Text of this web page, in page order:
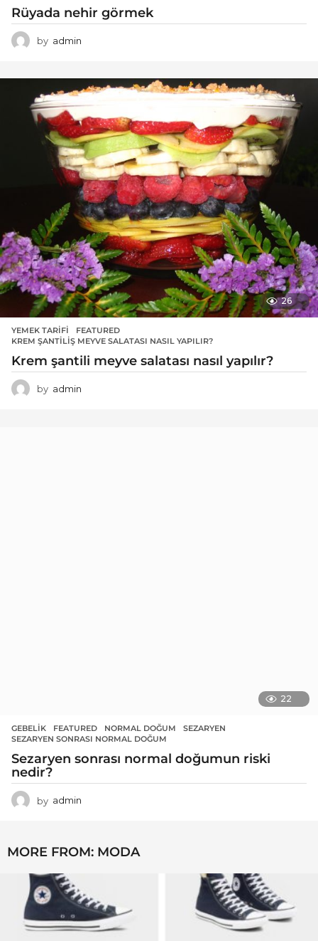
Rüyada nehir görmek
by admin
26
YEMEK TARIFI FEATURED
KREM ŞANTILIŞ MEYVE SALATASI NASIL YAPILIR?
Krem şantili meyve salatası nasıl yapılır?
by admin
22
GEBELIK FEATURED ,NORMAL DOĞUM ,SEZARYEN
SEZARYEN SONRASI NORMAL DOĞUM
Sezaryen sonrası normal doğumun riski
nedir?
by admin
MORE FROM: MODA